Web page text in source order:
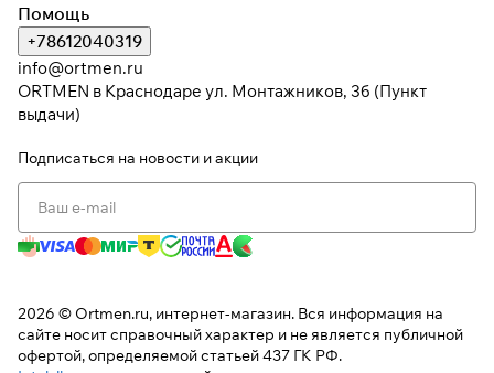
Помощь
+78612040319
info@ortmen.ru
ORTMEN в Краснодаре ул. Монтажников, 3б (Пункт
выдачи)
Подписаться на новости и акции
2026 © Ortmen.ru, интернет-магазин. Вся информация на
сайте носит справочный характер и не является публичной
офертой, определяемой статьей 437 ГК РФ.